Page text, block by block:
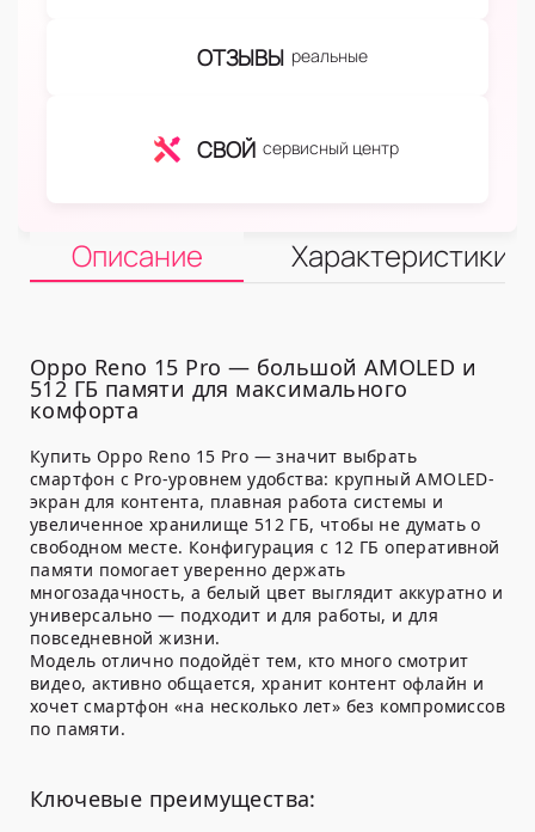
ОТЗЫВЫ реальные
СВОЙ сервисный центр
Описание Характеристики
Oppo Reno 15 Pro — большой AMOLED и
512 ГБ памяти для максимального
комфорта
Купить Oppo Reno 15 Pro — значит выбрать
смартфон с Pro-уровнем удобства: крупный AMOLED-
экран для контента, плавная работа системы и
увеличенное хранилище 512 ГБ, чтобы не думать о
свободном месте. Конфигурация с 12 ГБ оперативной
памяти помогает уверенно держать
многозадачность, а белый цвет выглядит аккуратно и
универсально — подходит и для работы, и для
повседневной жизни.
Модель отлично подойдёт тем, кто много смотрит
видео, активно общается, хранит контент офлайн и
хочет смартфон «на несколько лет» без компромиссов
по памяти.
Ключевые преимущества: